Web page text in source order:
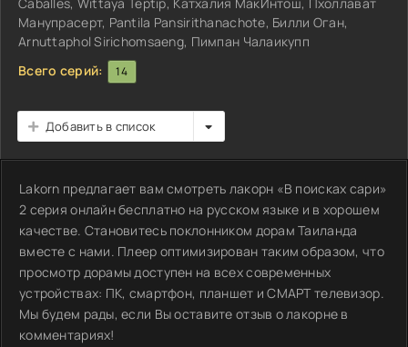
Манупрасерт, Pantila Pansirithanachote, Билли Оган,
Arnuttaphol Sirichomsaeng, Пимпан Чалаикупп
Всего серий:
14
Добавить в список
Lakorn предлагает вам смотреть лакорн «В поисках сари»
2 серия онлайн бесплатно на русском языке и в хорошем
качестве. Становитесь поклонником дорам Таиланда
вместе с нами. Плеер оптимизирован таким образом, что
просмотр дорамы доступен на всех современных
устройствах: ПК, смартфон, планшет и СМАРТ телевизор.
Мы будем рады, если Вы оставите отзыв о лакорне в
комментариях!